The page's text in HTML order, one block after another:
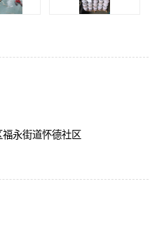
永街道怀德社区